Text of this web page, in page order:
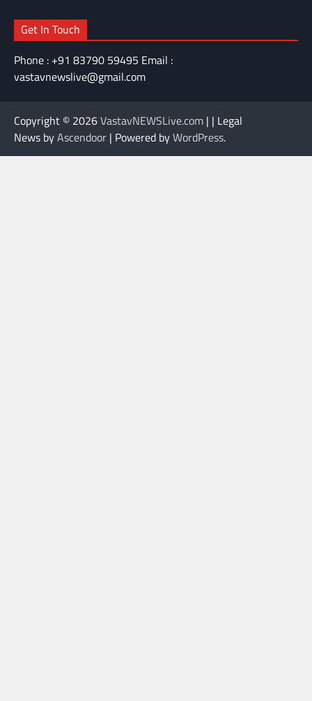
Get In Touch
Phone : +91 83790 59495 Email :
vastavnewslive@gmail.com
Copyright © 2026VastavNEWSLive.com | | Legal
News byAscendoor | Powered byWordPress.